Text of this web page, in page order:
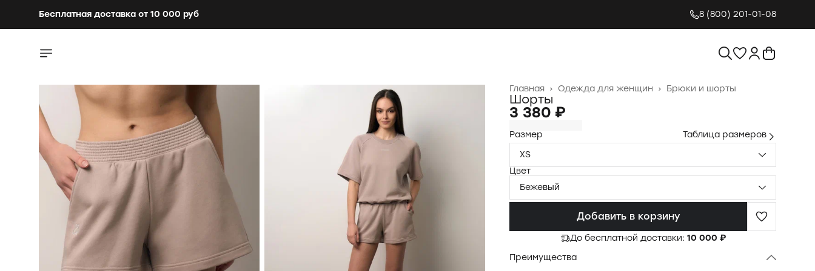
Бесплатная доставка от 10 000 руб 8 (800) 201-01-08
Брюки и шорты
Одежда для женщин ›
Главная ›
Шорты
3 380 ₽
Размер
Таблица размеров
XS
Цвет
Бежевый
Добавить в корзину
До бесплатной доставки: 10 000 ₽
Преимущества